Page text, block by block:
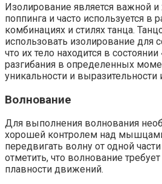
Изолирование является важной и
поппинга и часто используется в
комбинациях и стилях танца.
использовать изолирование для
что их тело находится в
разгибания в определенных
уникальности и
Волнование
Для выполнения волнования
хорошей контролем над
передвигать волну от одной
отметить, что волнование
плавности движений.